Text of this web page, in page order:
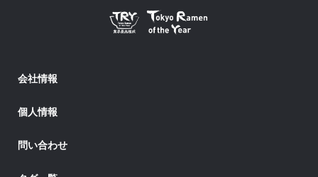
会社情報
個人情報
問い合わせ